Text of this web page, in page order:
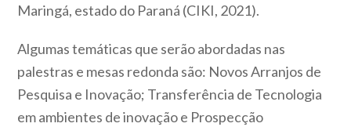
Maringá, estado do Paraná (CIKI, 2021).
Algumas temáticas que serão abordadas nas
palestras e mesas redonda são: Novos Arranjos de
Pesquisa e Inovação; Transferência de Tecnologia
em ambientes de inovação e Prospecção